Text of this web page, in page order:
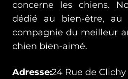
concerne les chiens.
dédié au bien-être,
compagnie du meilleur
chien bien-aimé.
Adresse:24 Rue de Clichy